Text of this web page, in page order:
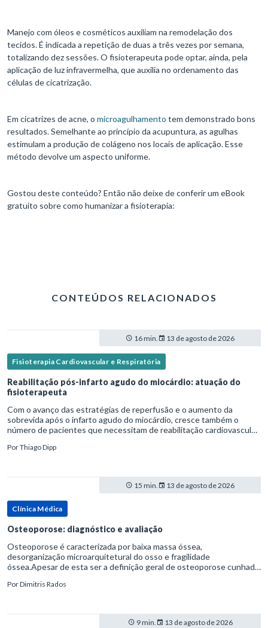
Manejo com óleos e cosméticos auxiliam na remodelação dos
tecidos. É indicada a repetição de duas a três vezes por semana,
totalizando dez sessões. O fisioterapeuta pode optar, ainda, pela
aplicação de luz infravermelha, que auxilia no ordenamento das
células de cicatrização.
Em cicatrizes de acne, o microagulhamento tem demonstrado bons
resultados. Semelhante ao princípio da acupuntura, as agulhas
estimulam a produção de colágeno nos locais de aplicação. Esse
método devolve um aspecto uniforme.
Gostou deste conteúdo? Então não deixe de conferir um eBook
gratuito sobre como humanizar a fisioterapia:
CONTEÚDOS RELACIONADOS
16 min. 13 de agosto de 2026
Fisioterapia Cardiovascular e Respiratória
Reabilitação pós-infarto agudo do miocárdio: atuação do
fisioterapeuta
Com o avanço das estratégias de reperfusão e o aumento da
sobrevida após o infarto agudo do miocárdio, cresce também o
número de pacientes que necessitam de reabilitação cardiovascular
PorThiago Dipp
15 min. 13 de agosto de 2026
Clínica Médica
Osteoporose: diagnóstico e avaliação
Osteoporose é caracterizada por baixa massa óssea,
desorganização microarquitetural do osso e fragilidade
óssea.Apesar de esta ser a definição geral de osteoporose cunhada
patofisiológico, e não c
PorDimitris Rados
9 min. 13 de agosto de 2026